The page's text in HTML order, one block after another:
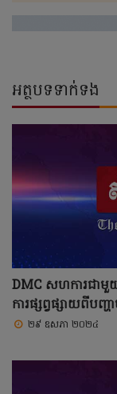
អត្ថបទទាក់ទង
DMC សហការជាមួ
ការផ្សព្វផ្សាយពីបញ្ហ
២៩ ឧសភា ២០២៤